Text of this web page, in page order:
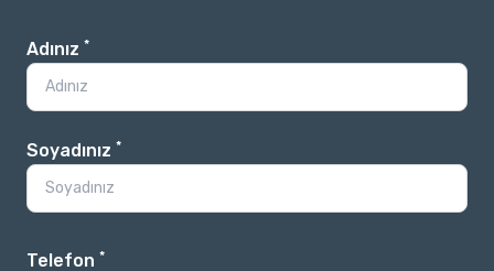
Adınız *
Soyadınız *
Telefon *